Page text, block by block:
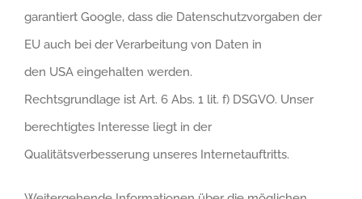
garantiert Google, dass die Datenschutzvorgaben der
EU auch bei der Verarbeitung von Daten in
den USA eingehalten werden.
Rechtsgrundlage ist Art. 6 Abs. 1 lit. f) DSGVO. Unser
berechtigtes Interesse liegt in der
Qualitätsverbesserung unseres Internetauftritts.